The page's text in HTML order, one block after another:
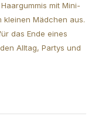
mit Mini-
kleinen Mädchen aus.
das Ende eines
Alltag, Partys und